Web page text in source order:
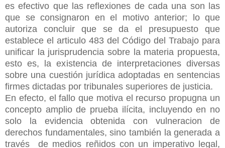
es efectivo que las reflexiones de cada una son las
que se consignaron en el motivo anterior; lo que
autoriza concluir que se da el presupuesto que
establece el articulo 483 del Código del Trabajo para
unificar la jurisprudencia sobre la materia propuesta,
esto es, la existencia de interpretaciones diversas
sobre una cuestión jurídica adoptadas en sentencias
firmes dictadas por tribunales superiores de justicia.
En efecto, el fallo que motiva el recurso propugna un
concepto amplio de prueba ilícita, incluyendo en no
solo la evidencia obtenida con vulneracion de
derechos fundamentales, sino también la generada a
través de medios reñidos con un imperativo legal,